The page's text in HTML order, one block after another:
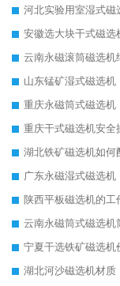
河北实验用室湿式磁
安徽选大块干式磁选
云南永磁滚筒磁选机
山东锰矿湿式磁选机
重庆永磁筒式磁选机
重庆干式磁选机安全
湖北铁矿磁选机如何
广东永磁湿式磁选机
陕西平板磁选机的工
云南永磁筒式磁选机
宁夏干选铁矿磁选机
湖北河沙磁选机材质